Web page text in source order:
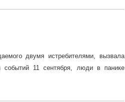
двумя истребителями, вызвала
событий 11 сентября, люди в панике